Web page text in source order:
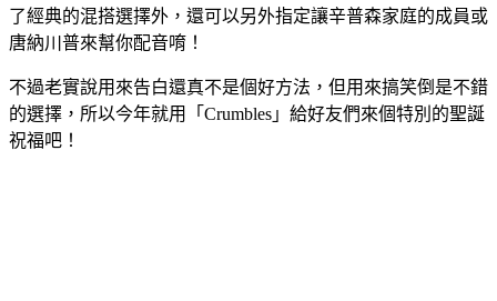
了經典的混搭選擇外，還可以另外指定讓辛普森家庭的成員或
唐納川普來幫你配音唷！
不過老實說用來告白還真不是個好方法，但用來搞笑倒是不錯
的選擇，所以今年就用「Crumbles」給好友們來個特別的聖誕
祝福吧！